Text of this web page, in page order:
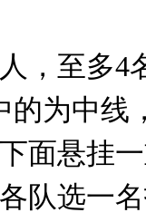
至多4
的为中线
面悬挂
队选一